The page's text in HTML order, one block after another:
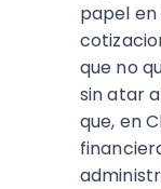
papel
que no
sin atar
que, en